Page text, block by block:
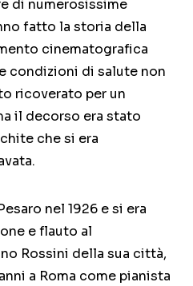
di numerosissime
fatto la storia della
cinematografica
condizioni di salute non
ricoverato per un
il decorso era stato
che si era
nel 1926 e si era
e flauto al
Rossini della sua città,
a Roma come pianista